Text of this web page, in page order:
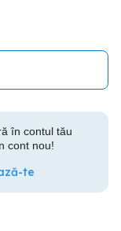
în contul tău
cont nou!
te